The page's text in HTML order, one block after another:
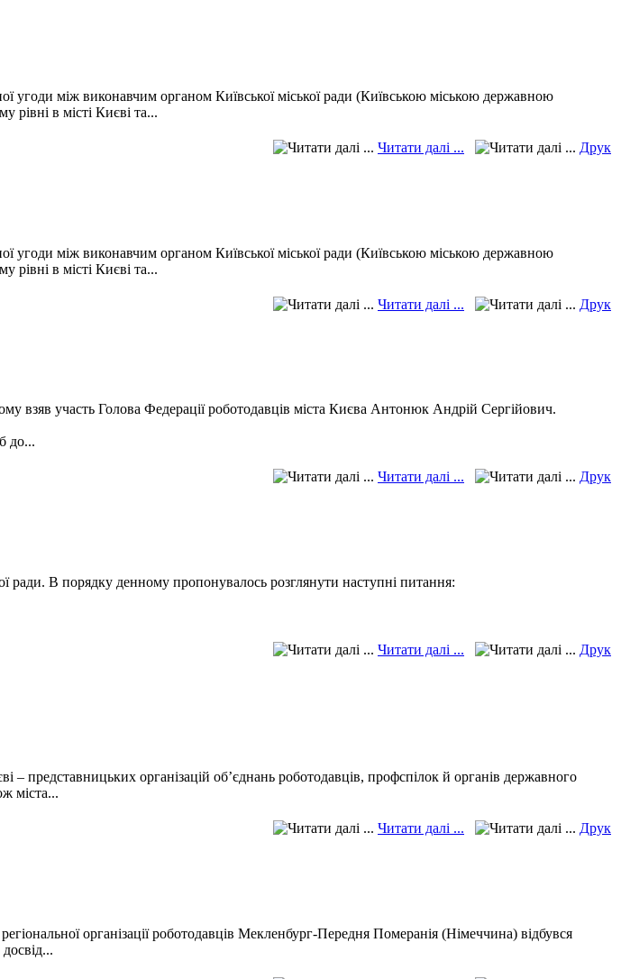
угоди між виконавчим органом Київської міської ради (Київською міською державною
рівні в місті Києві та...
Читати далі ... Друк
угоди між виконавчим органом Київської міської ради (Київською міською державною
рівні в місті Києві та...
Читати далі ... Друк
взяв участь Голова Федерації роботодавців міста Києва Антонюк Андрій Сергійович.
до...
Читати далі ... Друк
ради. В порядку денному пропонувалось розглянути наступні питання:
Читати далі ... Друк
організацій об’єднань роботодавців, профспілок й органів державного
міста...
Читати далі ... Друк
організації роботодавців Мекленбург-Передня Померанія (Німеччина) відбувся